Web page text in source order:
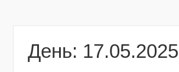
День: 17.05.2025